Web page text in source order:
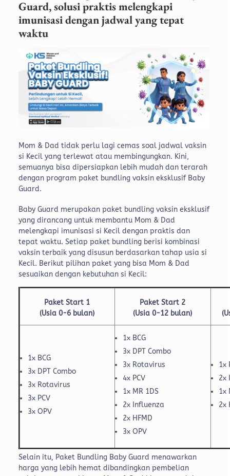
Guard, solusi praktis melengkapi
imunisasi dengan jadwal yang tepat
waktu
Mom & Dad tidak perlu lagi cemas soal jadwal vaksin
si Kecil yang terlewat atau membingungkan. Kini,
semuanya bisa dipersiapkan lebih mudah dan terarah
dengan program paket bundling vaksin eksklusif Baby
Guard.
Baby Guard merupakan paket bundling vaksin eksklusif
yang dirancang untuk membantu Mom & Dad
melengkapi imunisasi si Kecil dengan praktis dan
tepat waktu. Setiap paket bundling berisi kombinasi
vaksin terbaik yang disusun berdasarkan tahap usia si
Kecil. Berikut pilihan paket yang bisa Mom & Dad
sesuaikan dengan kebutuhan si Kecil:
Paket Start 1
(Usia 0-6 bulan)
Paket Start 2
(Usia 0-12 bulan)
1x BCG
3x DPT Combo
3x Rotavirus
3x PCV
3x OPV
1x BCG
3x DPT Combo
3x Rotavirus
4x PCV
1x MR 1DS
2x Influenza
2x HFMD
3x OPV
1x
2x
1x
2x
Selain itu, Paket Bundling Baby Guard menawarkan
harga yang lebih hemat dibandingkan pembelian